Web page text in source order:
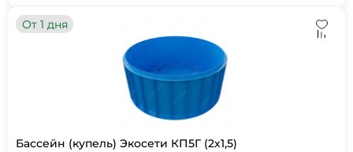
От 1 дня
Бассейн (купель) Экосети КП5Г (2х1,5)